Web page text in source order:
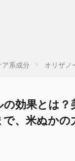
ア系成分 オリザノ
効果とは？
、米ぬかの